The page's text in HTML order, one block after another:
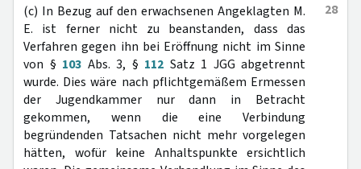
28
(c) In Bezug auf den erwachsenen Angeklagten M.
E. ist ferner nicht zu beanstanden, dass das
Verfahren gegen ihn bei Eröffnung nicht im Sinne
von § 103 Abs. 3, § 112 Satz 1 JGG abgetrennt
wurde. Dies wäre nach pflichtgemäßem Ermessen
der Jugendkammer nur dann in Betracht
gekommen, wenn die eine Verbindung
begründenden Tatsachen nicht mehr vorgelegen
hätten, wofür keine Anhaltspunkte ersichtlich